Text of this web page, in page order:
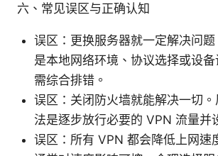
六、常见误区与正确认知
误区：更换服务器就一定解决问
是本地网络环境、协议选择或设备
需综合排错。
误区：关闭防火墙就能解决一切
法是逐步放行必要的 VPN 流量并
误区：所有 VPN 都会降低上网速